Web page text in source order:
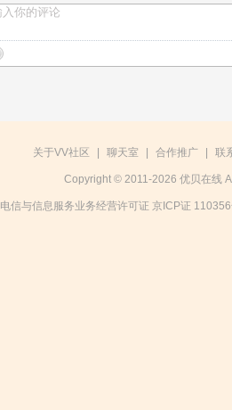
关于VV社区 聊天室 合作推广 联
Copyright © 2011-2026 优贝在线
电信与信息服务业务经营许可证 京ICP证